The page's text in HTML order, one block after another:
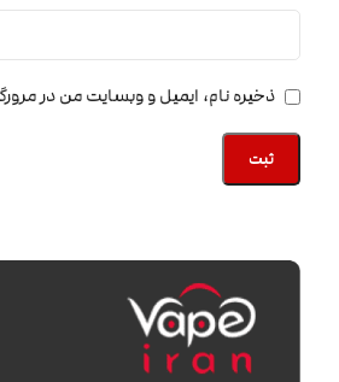
ذخیره نام، ایمیل و وبسایت من در